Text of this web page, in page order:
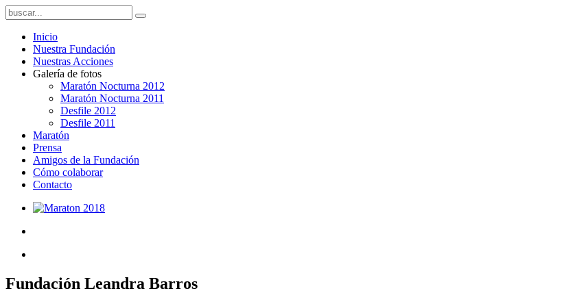
Inicio
Nuestra Fundación
Nuestras Acciones
Galería de fotos
Maratón Nocturna 2012
Maratón Nocturna 2011
Desfile 2012
Desfile 2011
Maratón
Prensa
Amigos de la Fundación
Cómo colaborar
Contacto
Fundación Leandra Barros